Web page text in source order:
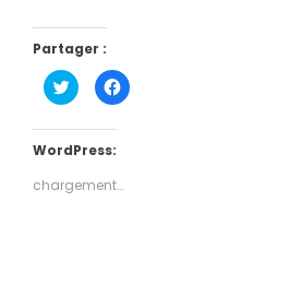
Partager :
Cliquez
pour
partager
Twitter(ouvre
dans
fenêtre)
Cliquez
pour
fenêtre)
WordPress:
chargement…